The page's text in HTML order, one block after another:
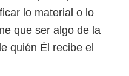
lo material o lo
que ser algo de la
quién Él recibe el